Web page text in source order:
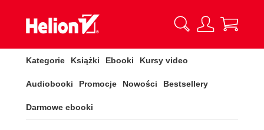
Kategorie Książki Ebooki Kursy video
Audiobooki Promocje Nowości Bestsellery
Darmowe ebooki